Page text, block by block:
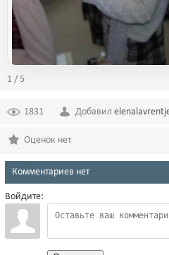
1 / 5
1831 Добавил
Оценок нет
Комментариев нет
Войдите: